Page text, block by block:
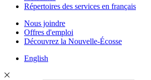
Répertoires des services en français
Nous joindre
Offres d'emploi
Découvrez la Nouvelle-Écosse
English